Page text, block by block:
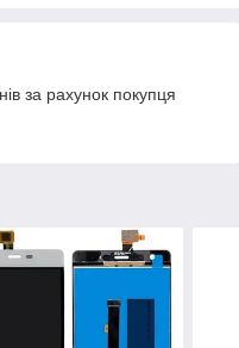
за рахунок покупця